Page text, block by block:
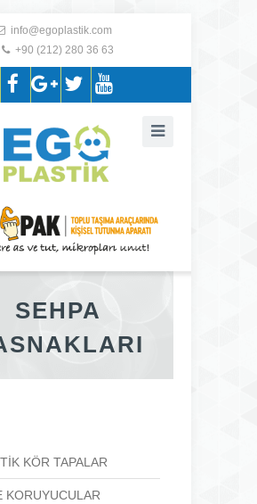
info@egoplastik.com
+90 (212) 280 36 63
SEHPA
KÖR TAPALAR
KORUYUCULAR